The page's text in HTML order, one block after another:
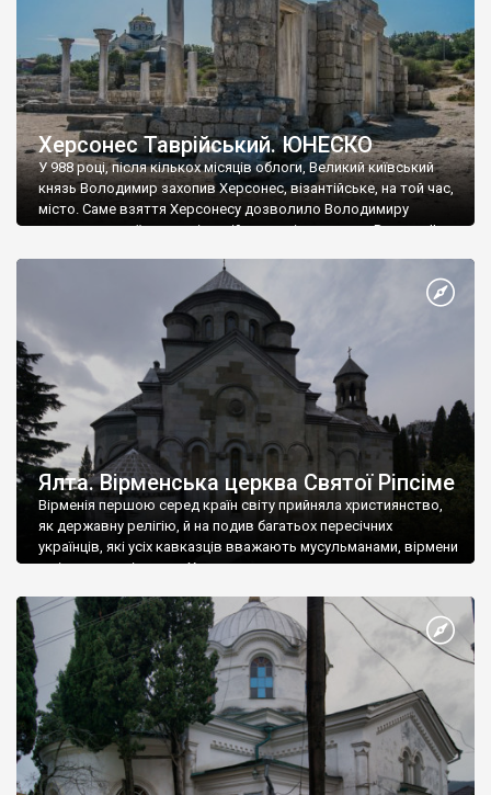
Херсонес Таврійський. ЮНЕСКО
У 988 році, після кількох місяців облоги, Великий київський
князь Володимир захопив Херсонес, візантійське, на той час,
місто. Саме взяття Херсонесу дозволило Володимиру
диктувати свої умови візантійському імператору Василю ІІ, та
Херсонесі Володимир-язичник, став Василем-християнином.
А потім було Хрещення Русі. На честь Херсонесу Таврійського
Ялта. Вірменська церква Святої Ріпсіме
Вірменія першою серед країн світу прийняла християнство,
як державну релігію, й на подив багатьох пересічних
українців, які усіх кавказців вважають мусульманами, вірмени
є відданими вірянами Христа